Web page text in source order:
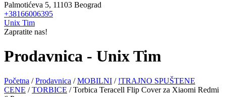
Palmotićeva 5, 11103 Beograd
+38166006395
Unix Tim
Zapratite nas!
Prodavnica - Unix Tim
Početna /Prodavnica /MOBILNI / !TRAJNO SPUŠTENE
CENE /TORBICE / Torbica Teracell Flip Cover za Xiaomi Redmi